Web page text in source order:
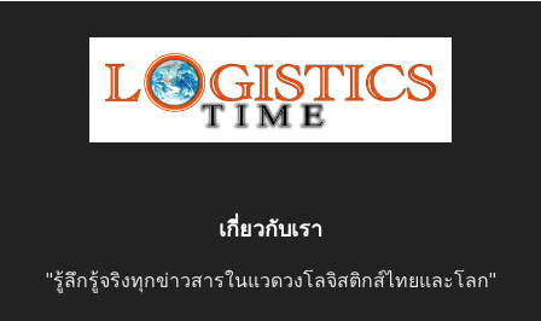
เกี่ยวกับเรา
"รู้ลึกรู้จริงทุกข่าวสารในแวดวงโลจิสติกส์ไทยและโลก"